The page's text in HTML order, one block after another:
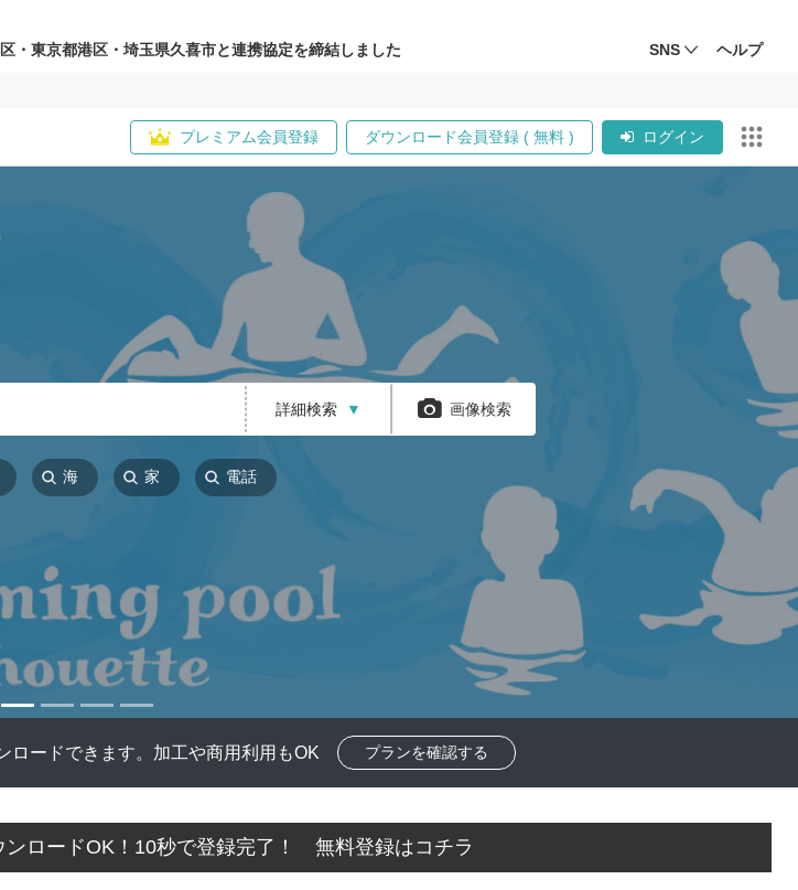
・東京都港区・埼玉県久喜市と連携協定を締結しました SNS ヘルプ
プレミアム会員登録 ダウンロード会員登録 ( 無料 ) ログイン
詳細検索 ▼ 画像検索
海 家 電話
ロードできます。加工や商用利用もOK プランを確認する
ンロードOK！10秒で登録完了！ 無料登録はコチラ